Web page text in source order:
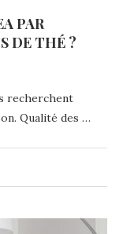
PAR
DE THÉ ?
recherchent
Qualité des …